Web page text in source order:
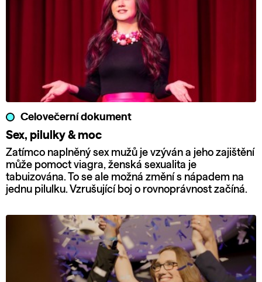
Celovečerní dokument
Sex, pilulky & moc
Zatímco naplněný sex mužů je vzýván a jeho zajištění
může pomoct viagra, ženská sexualita je
tabuizována. To se ale možná změní s nápadem na
jednu pilulku. Vzrušující boj o rovnoprávnost začíná.